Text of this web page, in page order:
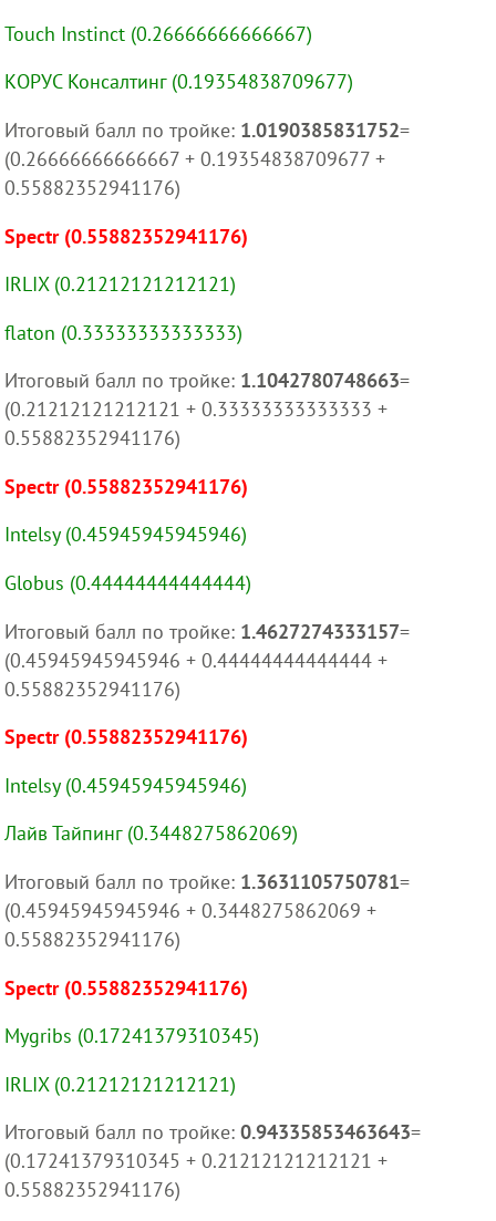
Touch Instinct (0.26666666666667)
КОРУС Консалтинг (0.19354838709677)
Итоговый балл по тройке: 1.0190385831752=
(0.26666666666667 + 0.19354838709677 +
0.55882352941176)
Spectr (0.55882352941176)
IRLIX (0.21212121212121)
flaton (0.33333333333333)
Итоговый балл по тройке: 1.1042780748663=
(0.21212121212121 + 0.33333333333333 +
0.55882352941176)
Spectr (0.55882352941176)
Intelsy (0.45945945945946)
Globus (0.44444444444444)
Итоговый балл по тройке: 1.4627274333157=
(0.45945945945946 + 0.44444444444444 +
0.55882352941176)
Spectr (0.55882352941176)
Intelsy (0.45945945945946)
Лайв Тайпинг (0.3448275862069)
Итоговый балл по тройке: 1.3631105750781=
(0.45945945945946 + 0.3448275862069 +
0.55882352941176)
Spectr (0.55882352941176)
Mygribs (0.17241379310345)
IRLIX (0.21212121212121)
Итоговый балл по тройке: 0.94335853463643=
(0.17241379310345 + 0.21212121212121 +
0.55882352941176)